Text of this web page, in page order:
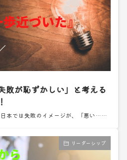
敗が恥ずかしい」と考える
本では失敗のイメージが、「悪い……
リーダーシップ